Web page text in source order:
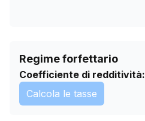
Regime forfettario
Coefficiente di redditività:
Calcola le tasse